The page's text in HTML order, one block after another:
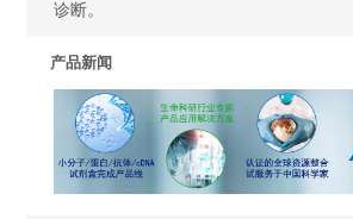
诊断。
产品新闻